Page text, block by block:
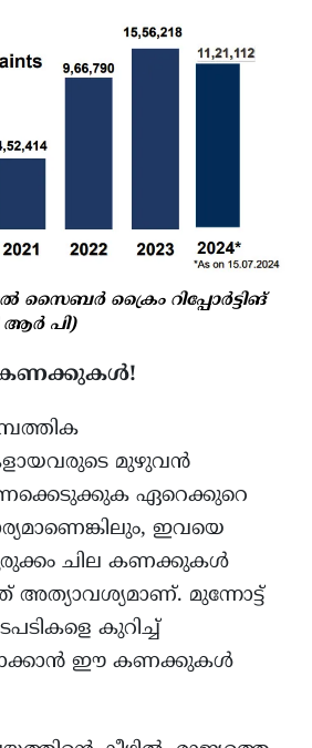
സൈബർ ക്രൈം റിപ്പോർട്ടിങ്
ആർ പി)
കണക്കുകൾ!
മുഴുവൻ
ഏറെക്കുറെ
ഇവയെ
ചുരുക്കം ചില കണക്കുകൾ
അത്യാവശ്യമാണ്. മുന്നോട്ട്
കുറിച്ച്
ഈ കണക്കുകൾ